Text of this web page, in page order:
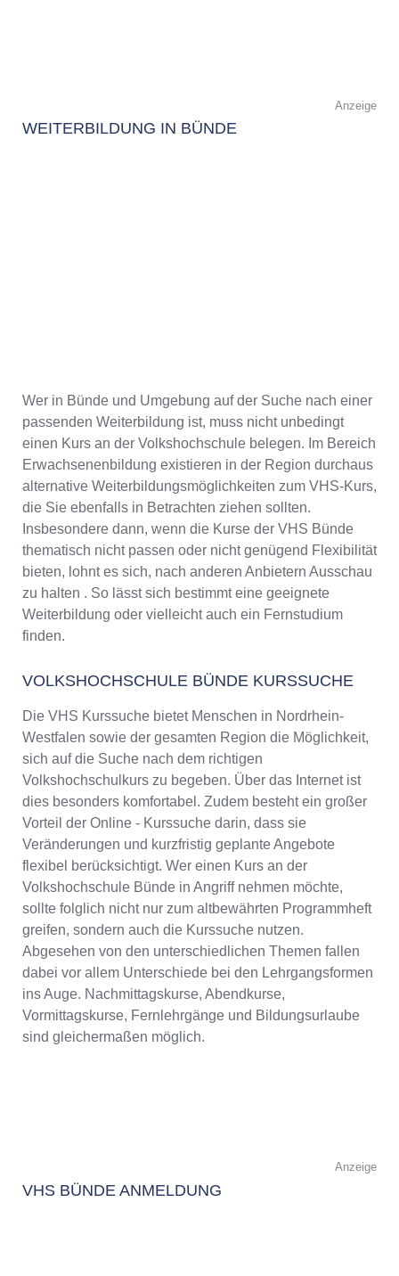
Anzeige
WEITERBILDUNG IN BÜNDE
Wer in Bünde und Umgebung auf der Suche nach einer
passenden Weiterbildung ist, muss nicht unbedingt
einen Kurs an der Volkshochschule belegen. Im Bereich
Erwachsenenbildung existieren in der Region durchaus
alternative Weiterbildungsmöglichkeiten zum VHS-Kurs,
die Sie ebenfalls in Betrachten ziehen sollten.
Insbesondere dann, wenn die Kurse der VHS Bünde
thematisch nicht passen oder nicht genügend Flexibilität
bieten, lohnt es sich, nach anderen Anbietern Ausschau
zu halten . So lässt sich bestimmt eine geeignete
Weiterbildung oder vielleicht auch ein Fernstudium
finden.
VOLKSHOCHSCHULE BÜNDE KURSSUCHE
Die VHS Kurssuche bietet Menschen in Nordrhein-
Westfalen sowie der gesamten Region die Möglichkeit,
sich auf die Suche nach dem richtigen
Volkshochschulkurs zu begeben. Über das Internet ist
dies besonders komfortabel. Zudem besteht ein großer
Vorteil der Online - Kurssuche darin, dass sie
Veränderungen und kurzfristig geplante Angebote
flexibel berücksichtigt. Wer einen Kurs an der
Volkshochschule Bünde in Angriff nehmen möchte,
sollte folglich nicht nur zum altbewährten Programmheft
greifen, sondern auch die Kurssuche nutzen.
Abgesehen von den unterschiedlichen Themen fallen
dabei vor allem Unterschiede bei den Lehrgangsformen
ins Auge. Nachmittagskurse, Abendkurse,
Vormittagskurse, Fernlehrgänge und Bildungsurlaube
sind gleichermaßen möglich.
Anzeige
VHS BÜNDE ANMELDUNG